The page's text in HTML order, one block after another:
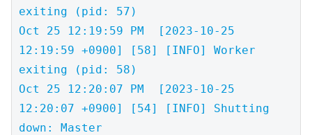
exiting (pid: 57)
Oct 25 12:19:59 PM  [2023-10-25
12:19:59 +0900] [58] [INFO] Worker
exiting (pid: 58)
Oct 25 12:20:07 PM  [2023-10-25
12:20:07 +0900] [54] [INFO] Shutting
down: Master